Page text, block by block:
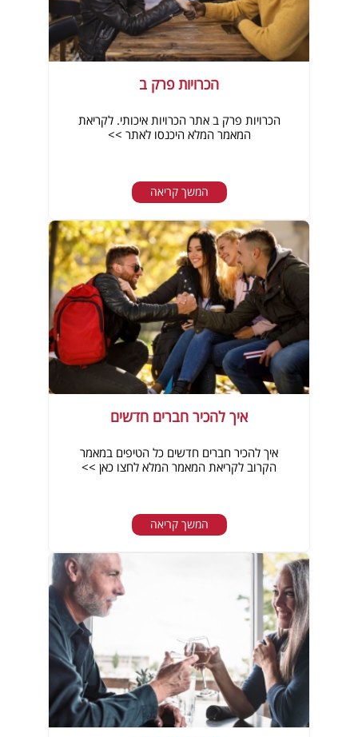
הכרויות פרק ב
הכרויות פרק ב אתר הכרויות איכותי. לקריאת
המאמר המלא היכנסו לאתר >>
המשך קריאה
איך להכיר חברים חדשים
איך להכיר חברים חדשים כל הטיפים במאמר
הקרוב לקריאת המאמר המלא לחצו כאן >>
המשך קריאה